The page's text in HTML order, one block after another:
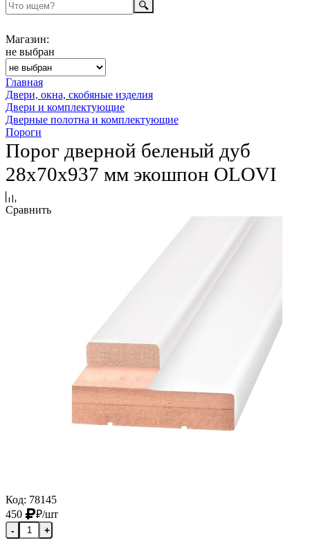
Магазин:
не выбран
Главная
Двери, окна, скобяные изделия
Двери и комплектующие
Дверные полотна и комплектующие
Пороги
Порог дверной беленый дуб
28х70х937 мм экошпон OLOVI
Сравнить
Код: 78145
450
₽/шт
- +